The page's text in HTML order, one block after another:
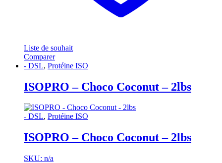
Liste de souhait
Comparer
- DSL, Protéine ISO
ISOPRO – Choco Coconut – 2lbs
- DSL, Protéine ISO
ISOPRO – Choco Coconut – 2lbs
SKU: n/a